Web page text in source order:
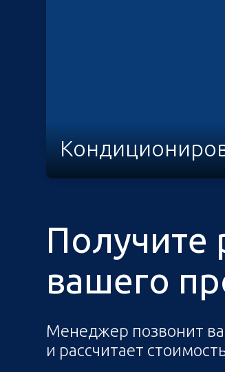
Получите
вашего
Менеджер позвонит
и рассчитает